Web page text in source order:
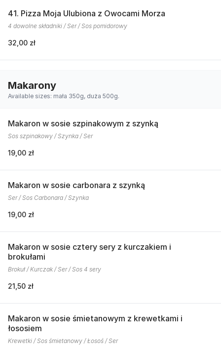
41. Pizza Moja Ulubiona z Owocami Morza
4 dowolne składniki / Ser / Sos pomidorowy
32,00 zł
Makarony
Available sizes: mała 350g, duża 500g.
Makaron w sosie szpinakowym z szynką
Sos szpinakowy / Szynka / Ser
19,00 zł
Makaron w sosie carbonara z szynką
Ser / Sos Carbonara / Szynka
19,00 zł
Makaron w sosie cztery sery z kurczakiem i
brokułami
Brokuł / Kurczak / Ser / Sos 4 sery
21,50 zł
Makaron w sosie śmietanowym z krewetkami i
łososiem
Krewetki / Sos śmietanowy / Łosoś / Ser